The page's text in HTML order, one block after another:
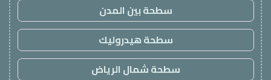
سطحة بين المدن
سطحة هيدروليك
سطحة شمال الرياض